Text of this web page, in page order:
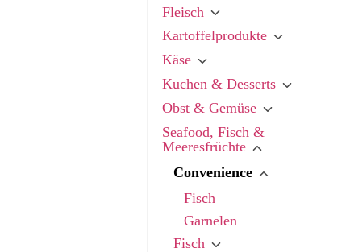
Fleisch
Kartoffelprodukte
Käse
Kuchen & Desserts
Obst & Gemüse
Seafood, Fisch &
Meeresfrüchte
Convenience
Fisch
Garnelen
Fisch